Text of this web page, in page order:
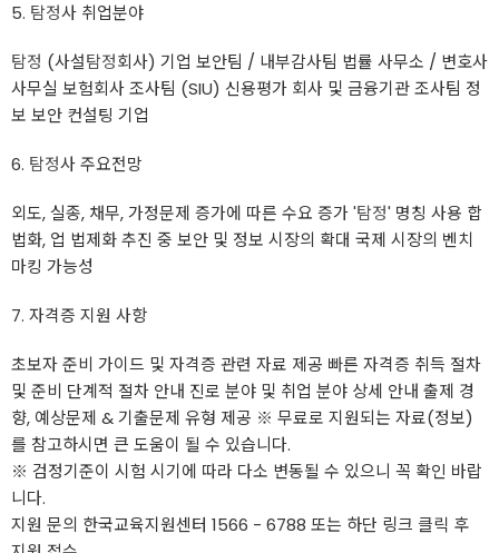
5. 탐정사 취업분야
탐정 (사설탐정회사) 기업 보안팀 / 내부감사팀 법률 사무소 / 변호사
사무실 보험회사 조사팀 (SIU) 신용평가 회사 및 금융기관 조사팀 정
보 보안 컨설팅 기업
6. 탐정사 주요전망
외도, 실종, 채무, 가정문제 증가에 따른 수요 증가 '탐정' 명칭 사용 합
법화, 업 법제화 추진 중 보안 및 정보 시장의 확대 국제 시장의 벤치
마킹 가능성
7. 자격증 지원 사항
초보자 준비 가이드 및 자격증 관련 자료 제공 빠른 자격증 취득 절차
및 준비 단계적 절차 안내 진로 분야 및 취업 분야 상세 안내 출제 경
향, 예상문제 & 기출문제 유형 제공 ※ 무료로 지원되는 자료(정보)
를 참고하시면 큰 도움이 될 수 있습니다.
※ 검정기준이 시험 시기에 따라 다소 변동될 수 있으니 꼭 확인 바랍
니다.
지원 문의 한국교육지원센터 1566 - 6788 또는 하단 링크 클릭 후